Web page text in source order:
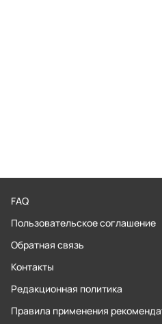
FAQ
Пользовательское соглашение
Обратная связь
Контакты
Редакционная политика
Правила применения